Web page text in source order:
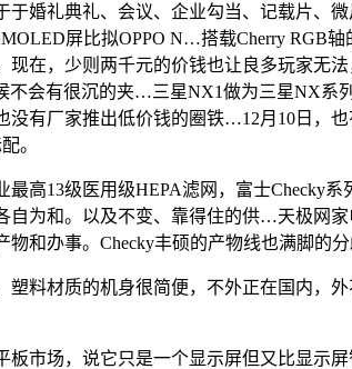
礼典礼、会议、企业勾当、记载片、
屏比拟OPPO N…搭载Cherry RGB
在，少则两千元的价钱也让良多玩家无
会有很沉的夹…三星NX1做为三星NX系
有厂家推出低价钱的圈铁…12月10日，
。
13级医用级HEPA滤网，富士Checky
为和。以及不变、靠得住的供…天极网
和办事。Checky丰硕的产物线也满脚的
材质的机身很简便，不外正在国内，
场，说它只是一个显示屏但又比显示屏